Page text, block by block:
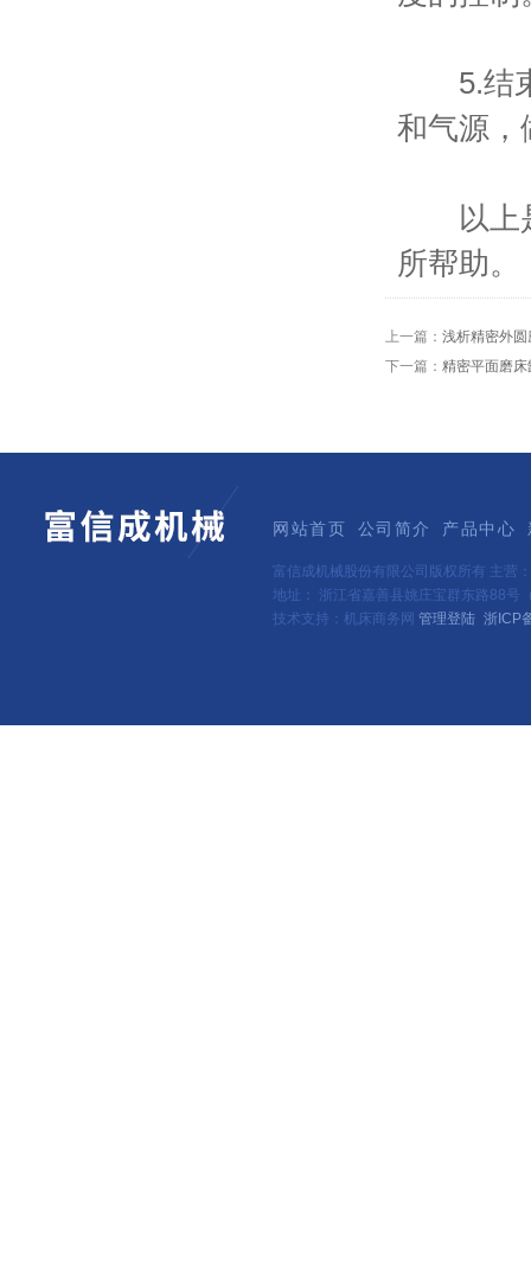
5.结束
和气源，
以上
所帮助。
上一篇： 浅析精密外
下一篇： 精密平面磨
网站首页 公司简介 产品中心
富信成机械股份有限公司版权所有 主营：
地址： 浙江省嘉善县姚庄宝群东路88号
技术支持：机床商务网 管理登陆 浙ICP